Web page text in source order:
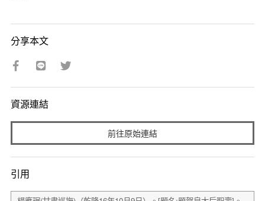
分享本文
資源連結
前往原始連結
引用